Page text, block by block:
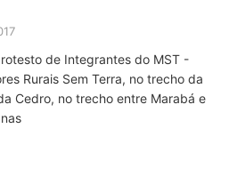
de Integrantes do MST -
Rurais Sem Terra, no trecho da
Cedro, no trecho entre Marabá e